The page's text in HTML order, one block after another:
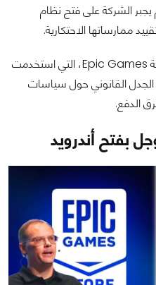
الشركة على فتح نظام
ممارساتها الاحتكارية.
يمثل هذا القرار انتصارًا حاسمًا لشركة Epic Games، التي استخدمت
الجدل القانوني حول سياسات
الدفع.
بفتح أندرويد